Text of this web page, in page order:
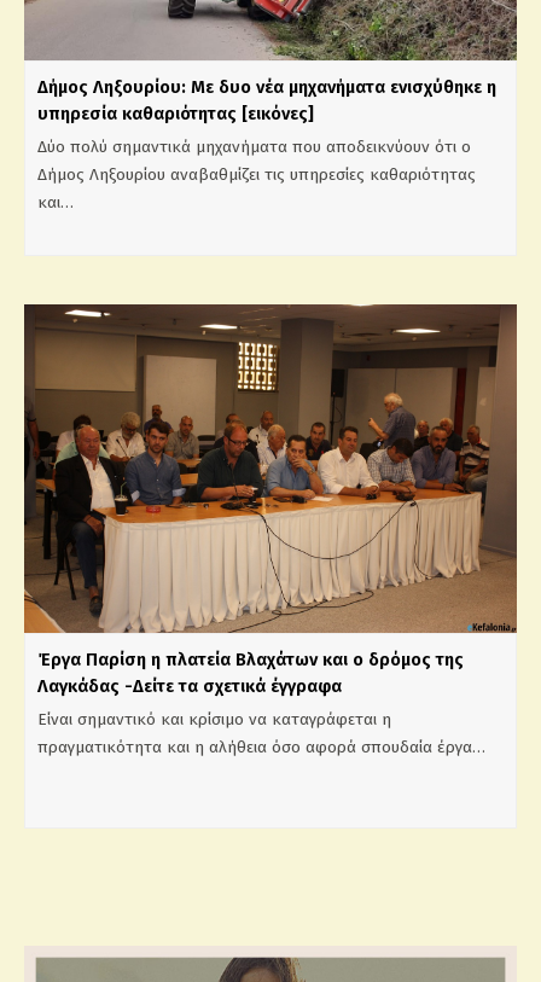
Δήμος Ληξουρίου: Με δυο νέα μηχανήματα ενισχύθηκε η
υπηρεσία καθαριότητας [εικόνες]
Δύο πολύ σημαντικά μηχανήματα που αποδεικνύουν ότι ο
Δήμος Ληξουρίου αναβαθμίζει τις υπηρεσίες καθαριότητας
και…
Έργα Παρίση η πλατεία Βλαχάτων και ο δρόμος της
Λαγκάδας -Δείτε τα σχετικά έγγραφα
Είναι σημαντικό και κρίσιμο να καταγράφεται η
πραγματικότητα και η αλήθεια όσο αφορά σπουδαία έργα…